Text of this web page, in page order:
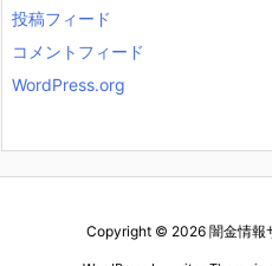
投稿フィード
コメントフィード
WordPress.org
Copyright © 2026 闇金情報